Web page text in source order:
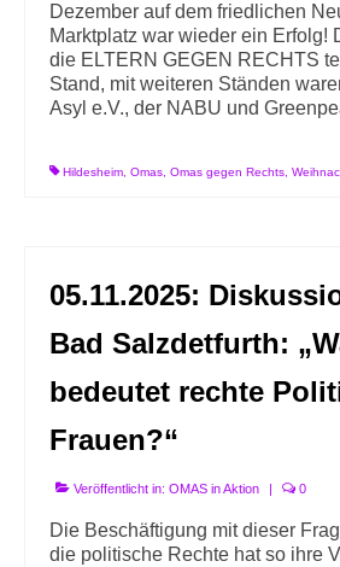
Dezember auf dem friedlichen
Marktplatz war wieder ein Erfolg!
die ELTERN GEGEN RECHTS
Stand, mit weiteren Ständen
Asyl e.V., der NABU und
Hildesheim Omas Omas gegen Rechts
05.11.2025:
Bad Salzdetfurth:
bedeutet rechte
Frauen?“
Veröffentlicht in: OMAS in Aktion | 0
Die Beschäftigung mit dieser
die politische Rechte hat so ihre